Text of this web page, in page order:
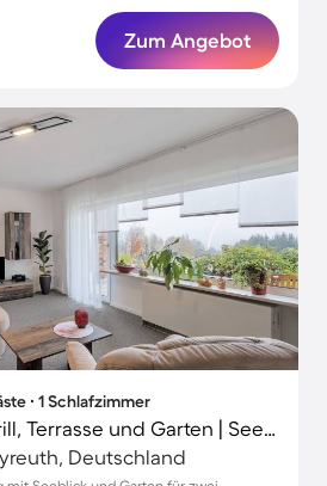
Zum Angebot
∙ 1 Schlafzimmer
Apartment mit Grill, Terrasse und Garten | Seeblick
Deutschland